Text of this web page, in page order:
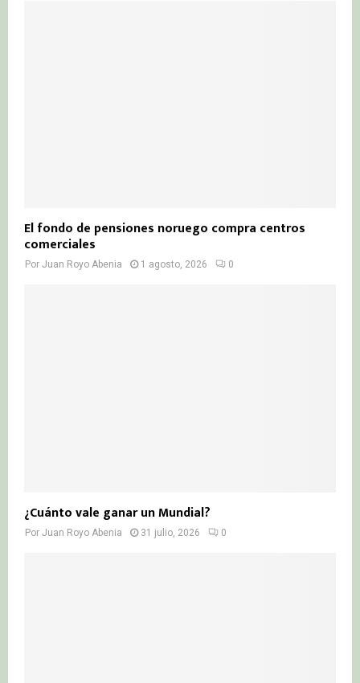
El fondo de pensiones noruego compra centros
comerciales
Por Juan Royo Abenia 1 agosto, 2026 0
¿Cuánto vale ganar un Mundial?
Por Juan Royo Abenia 31 julio, 2026 0